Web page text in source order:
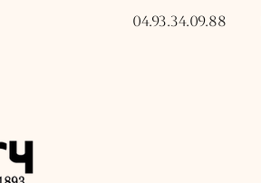
04.93.34.09.88​​